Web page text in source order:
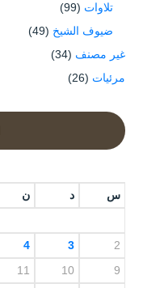
تلاوات (99)
ضيوف الشيخ (49)
غير مصنف (34)
مرئيات (26)
س د ن
2
3
4
9
10
11